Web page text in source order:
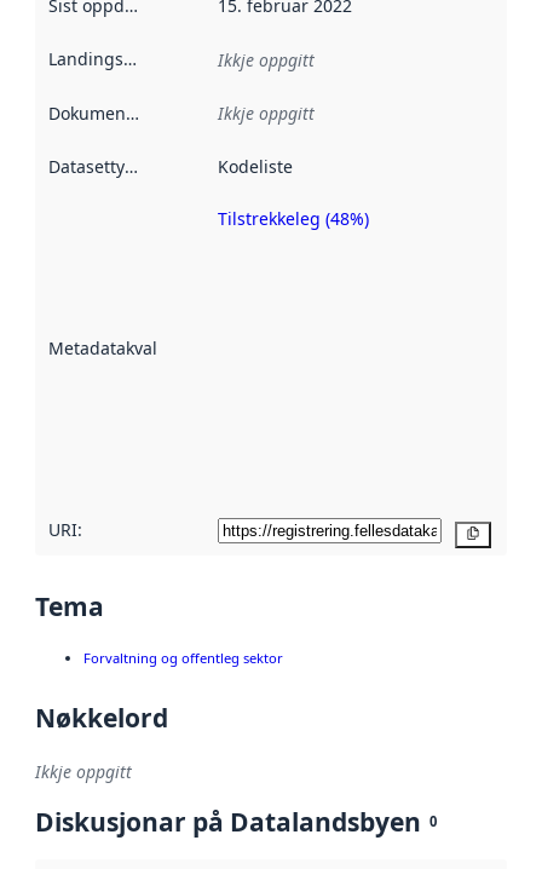
Sist oppdatert 15. februar 2022
Landingsside Ikkje oppgitt
Dokumentasjon Ikkje oppgitt
Datasettype Kodeliste
Metadatakvalitet
Metadatakvalitet
Tilstrekkeleg (48%)
URI:
Tema
Forvaltning og offentleg sektor
Nøkkelord
Ikkje oppgitt
Diskusjonar på Datalandsbyen 0